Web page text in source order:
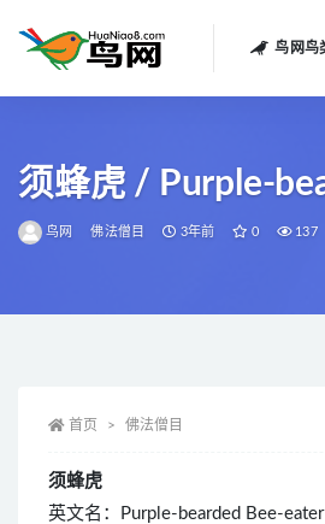
鸟网鸟
须蜂虎 / Purple-
鸟网 佛法僧目 3年前 0 137
首页 佛法僧目
须蜂虎
英文名：Purple-bearded Bee-eater